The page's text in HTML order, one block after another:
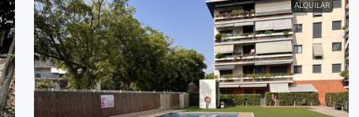
ALQUILAR